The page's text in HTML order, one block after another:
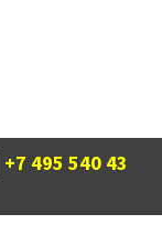
+7 495 540 43